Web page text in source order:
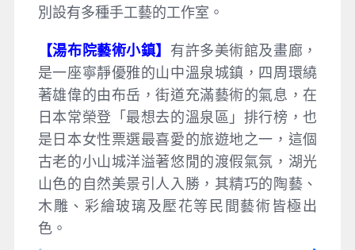
別設有多種手工藝的工作室。
【湯布院藝術小鎮】 有許多美術館及畫廊，
是一座寧靜優雅的山中溫泉城鎮，四周環繞
著雄偉的由布岳，街道充滿藝術的氣息，在
日本常榮登「最想去的溫泉區」排行榜，也
是日本女性票選最喜愛的旅遊地之一，這個
古老的小山城洋溢著悠閒的渡假氣氛，湖光
山色的自然美景引人入勝，其精巧的陶藝、
木雕、彩繪玻璃及壓花等民間藝術皆極出
色。